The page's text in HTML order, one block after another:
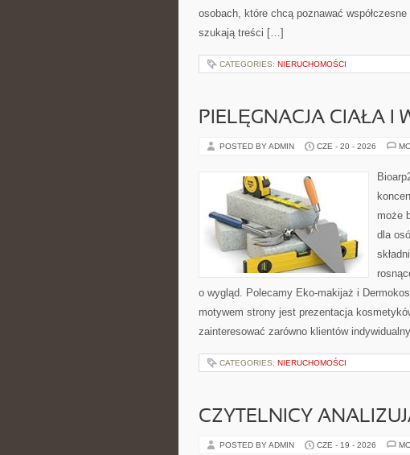
osobach, które chcą poznawać
szukają treści […]
CATEGORIES: NIERUCHOMOŚCI
PIELĘGNACJA CIAŁA I
POSTED BY ADMIN CZE - 20 - 2026
może
dla
o wygląd. Polecamy Eko-makijaż i
motywem strony jest prezentacja
zainteresować zarówno klientów
CATEGORIES: NIERUCHOMOŚCI
CZYTELNICY
POSTED BY ADMIN CZE - 19 - 2026